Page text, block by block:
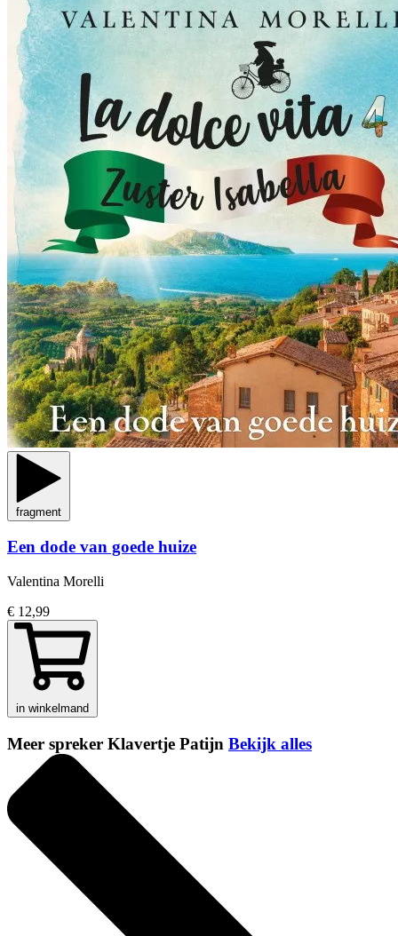
fragment
Een dode van goede huize
Valentina Morelli
€ 12,99
in winkelmand
Meer spreker Klavertje Patijn Bekijk alles